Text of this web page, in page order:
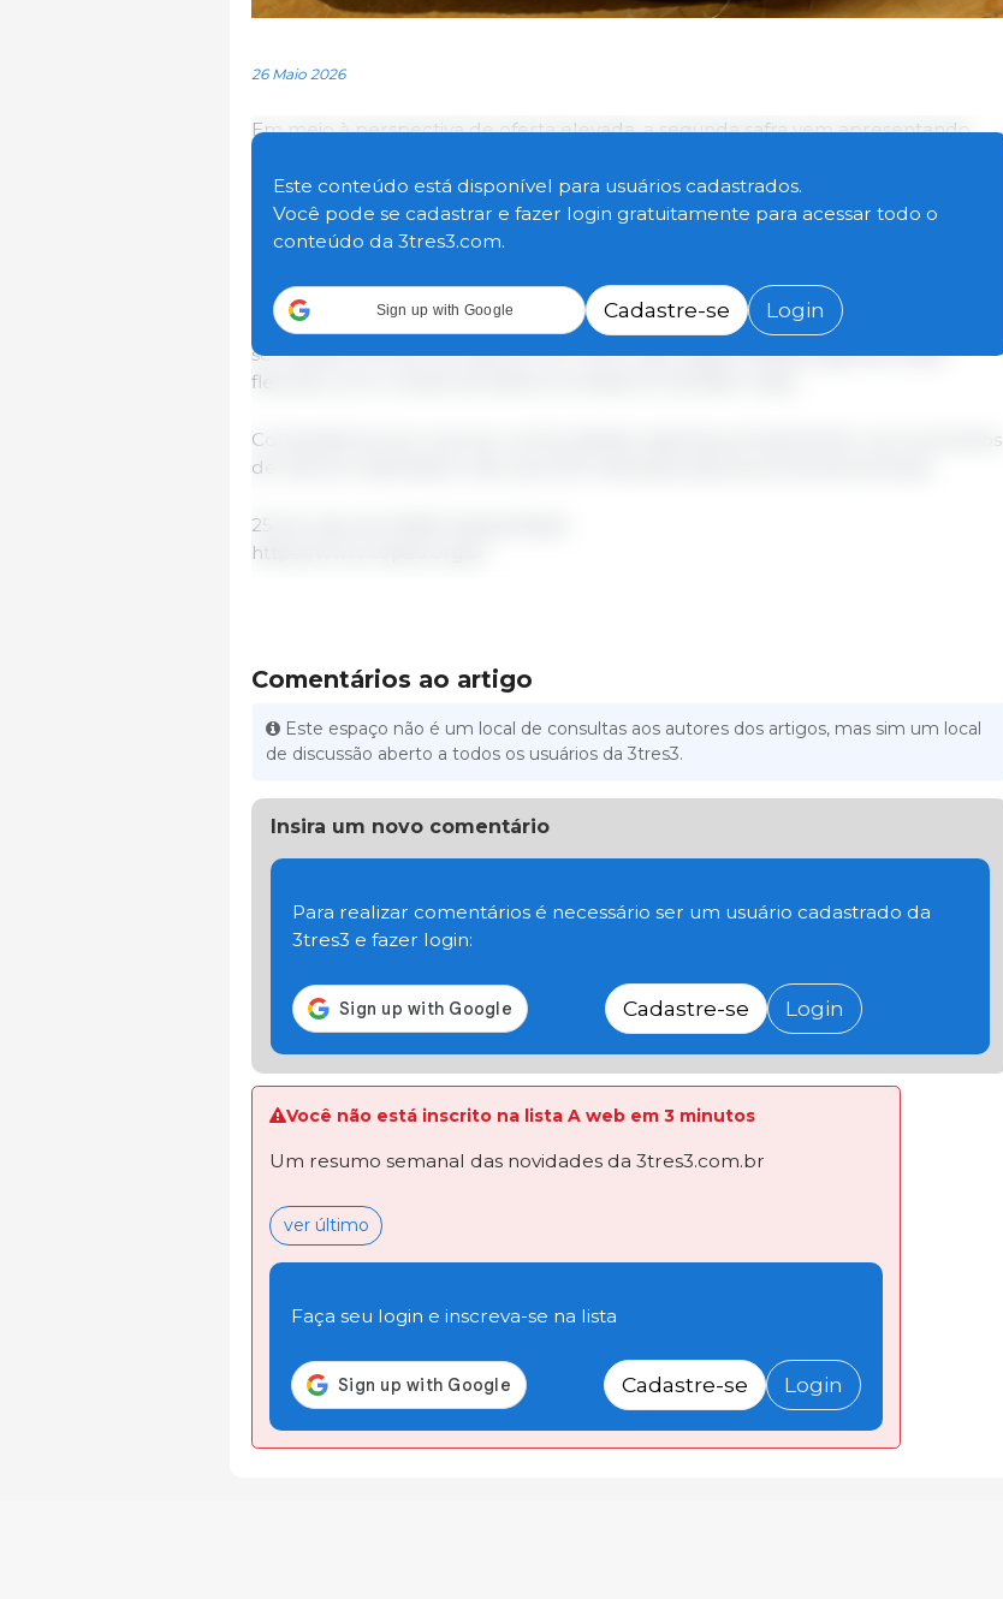
26 Maio 2026
Em meio à perspectiva de oferta elevada, a segunda safra vem apresentando
exceção de regiões pontuais em Goiás, no Paraná e em Mato Grosso do Sul, onde
as condições climáticas (geadas e tempo seco) preocupam quanto à
produtividade.
Segundo o Cepea, uma parte dos vendedores tem apresentado cautela em
negociar diante dos possíveis impactos da adversidade climática na safra e, assim,
se mantêm firmes nos valores. Por outro lado, alguns desses agentes estão
flexíveis, com o intuito de liberar armazéns e de fazer caixa.
Compradores, por sua vez, comercializam apenas pontualmente, nos momentos
de valores mais baixos, visto que têm estoques para as próximas semanas.
25 de maio de 2026/ Cepea/ Brasil.
https://www.cepea.org.br
Este conteúdo está disponível para usuários cadastrados.
Você pode se cadastrar e fazer login gratuitamente para acessar todo o
conteúdo da 3tres3.com.
Sign up with Google Cadastre-se Login
Comentários ao artigo
Este espaço não é um local de consultas aos autores dos artigos, mas sim um local
de discussão aberto a todos os usuários da 3tres3.
Insira um novo comentário
Para realizar comentários é necessário ser um usuário cadastrado da
3tres3 e fazer login:
Cadastre-se Login
Você não está inscrito na lista A web em 3 minutos
Um resumo semanal das novidades da 3tres3.com.br
ver último
Faça seu login e inscreva-se na lista
Cadastre-se Login